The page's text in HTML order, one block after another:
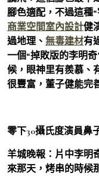
腳色適配，不過這種
商業空間室內設計健
過地理、 無毒建材有
一個“掉敗版的李明
候，眼神里有羨慕、
很豐富，董子健能完
零下30攝氏度演員鼻
羊城晚報：片中李明
來那天，烤串的時候